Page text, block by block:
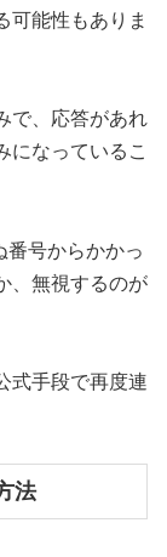
可能性もありま
で、応答があれ
になっているこ
番号からかかっ
、無視するのが
式手段で再度連
法